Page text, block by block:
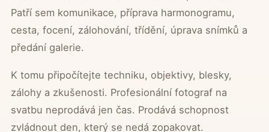
Patří sem komunikace, příprava harmonogramu,
cesta, focení, zálohování, třídění, úprava snímků a
předání galerie.
K tomu připočítejte techniku, objektivy, blesky,
zálohy a zkušenosti. Profesionální fotograf na
svatbu neprodává jen čas. Prodává schopnost
zvládnout den, který se nedá zopakovat.